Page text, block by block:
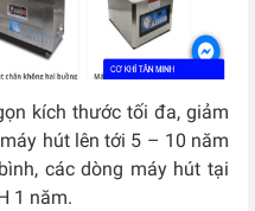
kích thước tối đa, giảm
hút lên tới 5 – 10 năm
các dòng máy hút tại
1 năm.